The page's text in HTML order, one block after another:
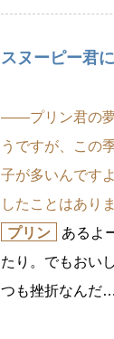
スヌーピー君
――プリン君の夢
うですが、この
子が多いんです
したことはあり
プリン
あるよ
たり。でもおい
つも挫折なんだ